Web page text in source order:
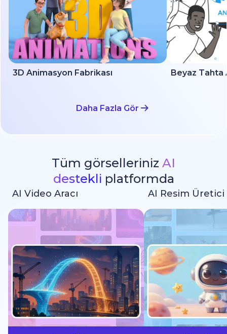
3D Animasyon Fabrikası Beyaz Tahta
Daha Fazla Gör
Tüm görselleriniz AI
destekli platformda
AI Video Aracı AI Resim Üretici